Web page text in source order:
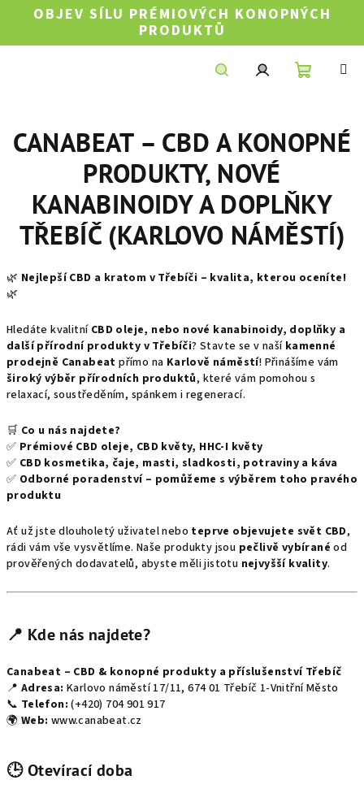
OBJEV SÍLU PRÉMIOVÝCH KONOPNÝCH
PRODUKTŮ
košík
CANABEAT – CBD A KONOPNÉ
PRODUKTY, NOVÉ
KANABINOIDY A DOPLŇKY
TŘEBÍČ (KARLOVO NÁMĚSTÍ)
🌿 Nejlepší CBD a kratom v Třebíči – kvalita, kterou oceníte!
🌿
Hledáte kvalitní CBD oleje, nebo nové kanabinoidy, doplňky a
další přírodní produkty v Třebíči? Stavte se v naší kamenné
prodejně Canabeatpřímo na Karlově náměstí! Přinášíme vám
široký výběr přírodních produktů, které vám pomohou s
relaxací, soustředěním, spánkem i regenerací.
🛒 Co u nás najdete?
✅ Prémiové CBD oleje, CBD květy, HHC-I květy
✅ CBD kosmetika, čaje, masti, sladkosti, potraviny a káva
✅ Odborné poradenství – pomůžeme s výběrem toho pravého
produktu
Ať už jste dlouholetý uživatel nebo teprve objevujete svět CBD,
rádi vám vše vysvětlíme. Naše produkty jsou pečlivě vybírané od
prověřených dodavatelů, abyste měli jistotu nejvyšší kvality.
📍 Kde nás najdete?
Canabeat – CBD & konopné produkty a příslušenství Třebíč
📍 Adresa: Karlovo náměstí 17/11, 674 01 Třebíč 1-Vnitřní Město
📞 Telefon: (+420) 704 901 917
🌍 Web: www.canabeat.cz
🕒 Otevírací doba